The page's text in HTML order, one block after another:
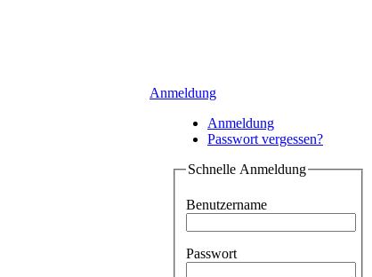
Anmeldung
Anmeldung
Passwort vergessen?
Schnelle Anmeldung
Benutzername
Passwort